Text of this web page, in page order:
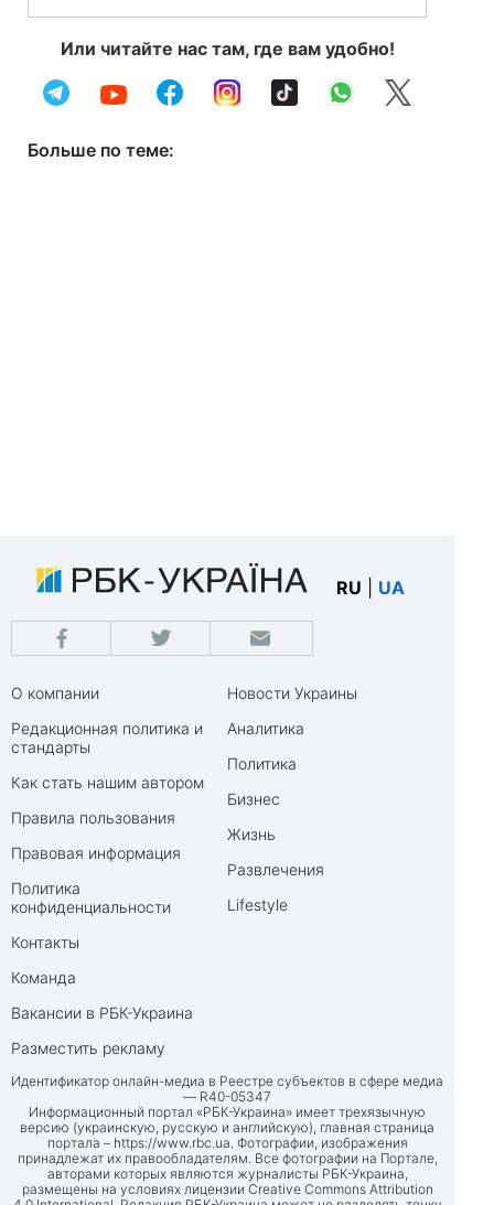
Или читайте нас там, где вам удобно!
Больше по теме:
RU UA
О компании
Редакционная политика и
стандарты
Как стать нашим автором
Правила пользования
Правовая информация
Политика
конфиденциальности
Контакты
Команда
Вакансии в РБК-Украина
Разместить рекламу
Новости Украины
Аналитика
Политика
Бизнес
Жизнь
Развлечения
Lifestyle
Идентификатор онлайн-медиа в Реестре субъектов в сфере медиа
— R40-05347
Информационный портал «РБК-Украина» имеет трехязычную
версию (украинскую, русскую и английскую), главная страница
портала – https://www.rbc.ua. Фотографии, изображения
принадлежат их правообладателям. Все фотографии на Портале,
авторами которых являются журналисты РБК-Украина,
размещены на условиях лицензии Creative Commons Attribution